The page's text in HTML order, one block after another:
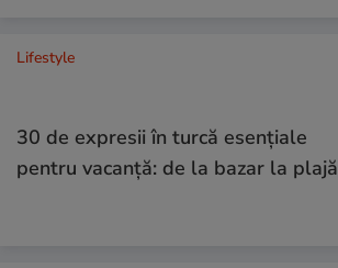
Lifestyle
30 de expresii în turcă esențiale
pentru vacanță: de la bazar la plajă